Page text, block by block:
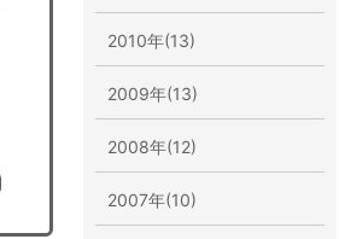
2010年(13)
2009年(13)
2008年(12)
2007年(10)